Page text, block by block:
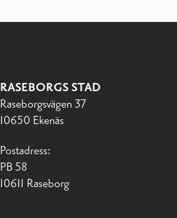
RASEBORGS STAD
Raseborgsvägen 37
10650 Ekenäs
Postadress:
PB 58
10611 Raseborg